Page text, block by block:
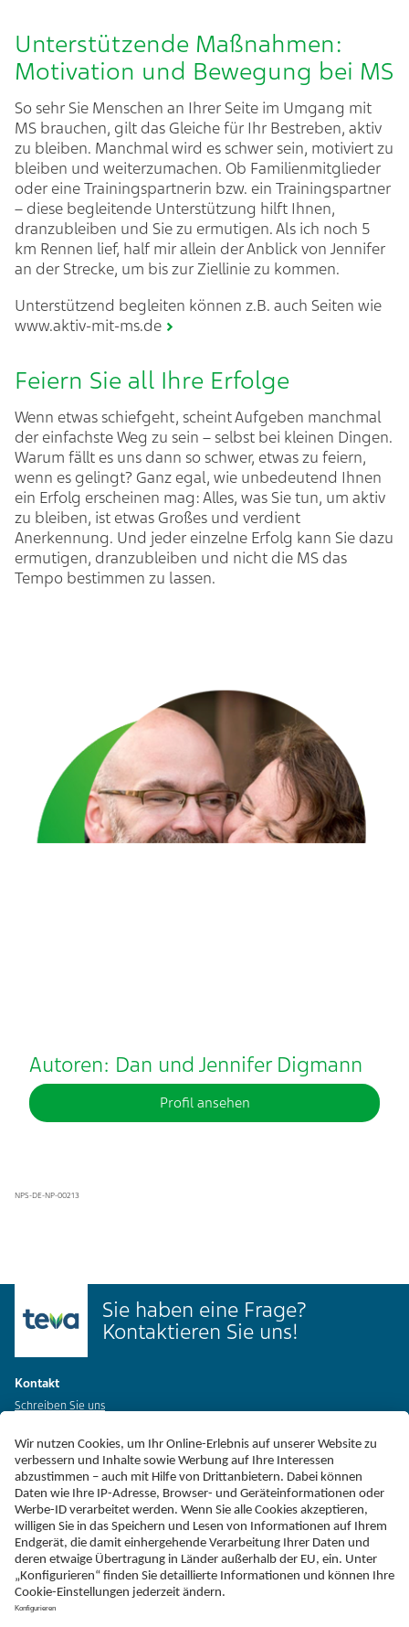
Unterstützende Maßnahmen:
Motivation und Bewegung bei MS
So sehr Sie Menschen an Ihrer Seite im Umgang mit
MS brauchen, gilt das Gleiche für Ihr Bestreben, aktiv
zu bleiben. Manchmal wird es schwer sein, motiviert zu
bleiben und weiterzumachen. Ob Familienmitglieder
oder eine Trainingspartnerin bzw. ein Trainingspartner
– diese begleitende Unterstützung hilft Ihnen,
dranzubleiben und Sie zu ermutigen. Als ich noch 5
km Rennen lief, half mir allein der Anblick von Jennifer
an der Strecke, um bis zur Ziellinie zu kommen.
Unterstützend begleiten können z.B. auch Seiten wie
www.aktiv-mit-ms.de
Feiern Sie all Ihre Erfolge
Wenn etwas schiefgeht, scheint Aufgeben manchmal
der einfachste Weg zu sein – selbst bei kleinen Dingen.
Warum fällt es uns dann so schwer, etwas zu feiern,
wenn es gelingt? Ganz egal, wie unbedeutend Ihnen
ein Erfolg erscheinen mag: Alles, was Sie tun, um aktiv
zu bleiben, ist etwas Großes und verdient
Anerkennung. Und jeder einzelne Erfolg kann Sie dazu
ermutigen, dranzubleiben und nicht die MS das
Tempo bestimmen zu lassen.
Autoren: Dan und Jennifer Digmann
Profil ansehen
NPS-DE-NP-00213
Sie haben eine Frage?
Kontaktieren Sie uns!
Kontakt
Schreiben Sie uns
hier melden.
Telefax
+49 (0)731 402 - 78 32
Adresse
Teva GmbH
Graf-Arco-Straße 3
D-89079 Ulm